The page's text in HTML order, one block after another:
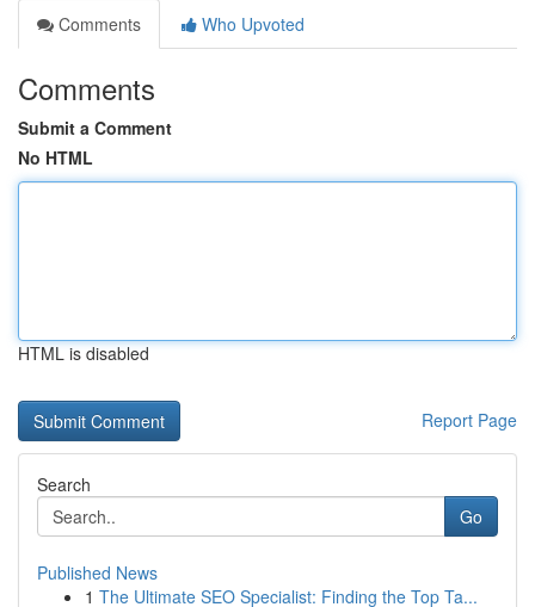
Comments
Who Upvoted
Comments
Submit a Comment
No HTML
HTML is disabled
Report Page
Search
Go
Published News
1 The Ultimate SEO Specialist: Finding the Top Ta...